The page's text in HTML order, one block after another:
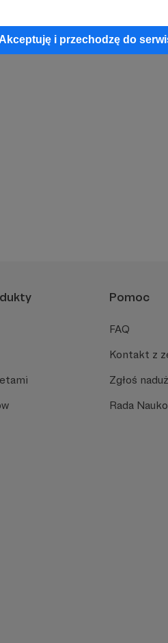
Akceptuję i przechodzę do
Pomoc
FAQ
Kontakt z
Zgłoś
Rada